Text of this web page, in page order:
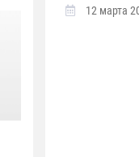
12 марта